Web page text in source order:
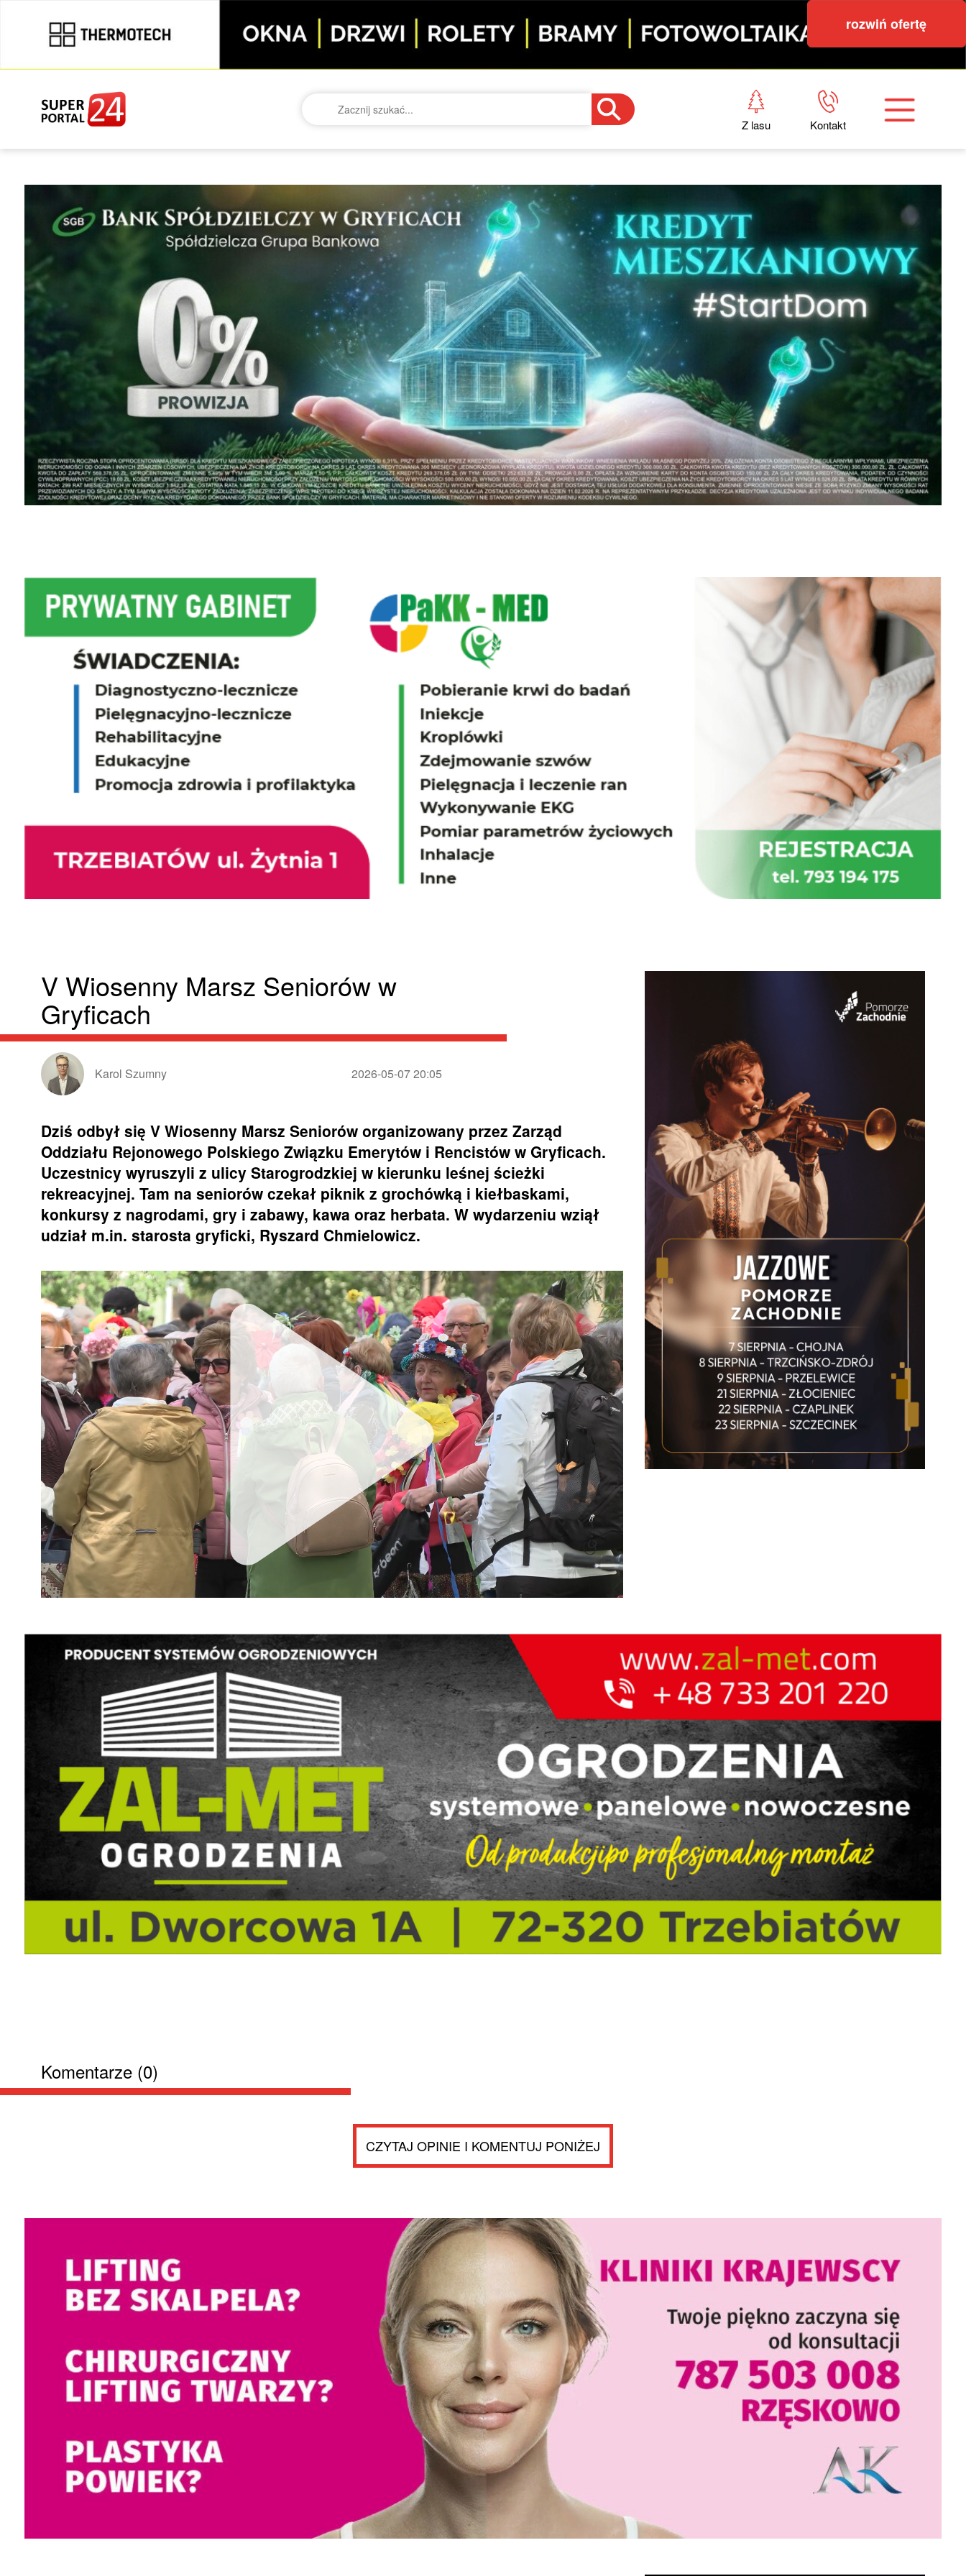
rozwiń ofertę
Z lasu Kontakt
V Wiosenny Marsz Seniorów w
Gryficach
Karol Szumny 2026-05-07 20:05
Dziś odbył się V Wiosenny Marsz Seniorów organizowany przez Zarząd
Oddziału Rejonowego Polskiego Związku Emerytów i Rencistów w Gryficach.
Uczestnicy wyruszyli z ulicy Starogrodzkiej w kierunku leśnej ścieżki
rekreacyjnej. Tam na seniorów czekał piknik z grochówką i kiełbaskami,
konkursy z nagrodami, gry i zabawy, kawa oraz herbata. W wydarzeniu wziął
udział m.in. starosta gryficki, Ryszard Chmielowicz.
Komentarze (0)
CZYTAJ OPINIE I KOMENTUJ PONIŻEJ